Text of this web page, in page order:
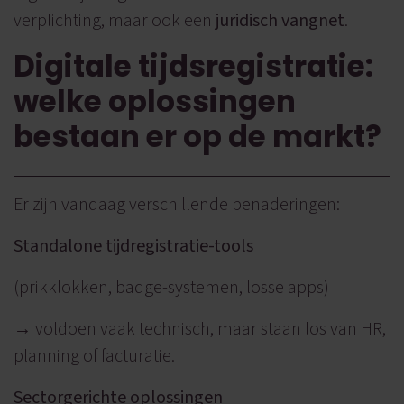
verplichting, maar ook een juridisch vangnet.
Digitale tijdsregistratie:
welke oplossingen
bestaan er op de markt?
Er zijn vandaag verschillende benaderingen:
Standalone tijdregistratie-tools
(prikklokken, badge-systemen, losse
→ voldoen vaak technisch, maar staan los van HR,